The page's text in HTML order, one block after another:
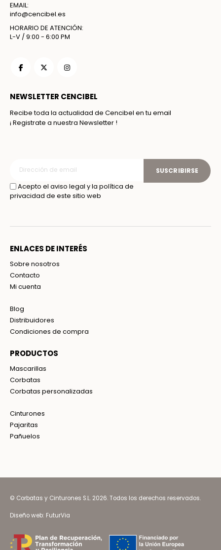
EMAIL:
info@cencibel.es
HORARIO DE ATENCIÓN:
L-V / 9:00 - 6:00 PM
NEWSLETTER CENCIBEL
Recibe toda la actualidad de Cencibel en tu email
¡ Registrate a nuestra Newsletter !
Acepto el aviso legal y la política de
privacidad de este sitio web
SUSCRIBIRSE
ENLACES DE INTERÉS
Sobre nosotros
Contacto
Mi cuenta
Blog
Distribuidores
Condiciones de compra
PRODUCTOS
Mascarillas
Corbatas
Corbatas personalizadas
Cinturones
Pajaritas
Pañuelos
© Corbatas y Cinturones S.L. 2026. Todos los derechos reservados.
Diseño web: FuturVia